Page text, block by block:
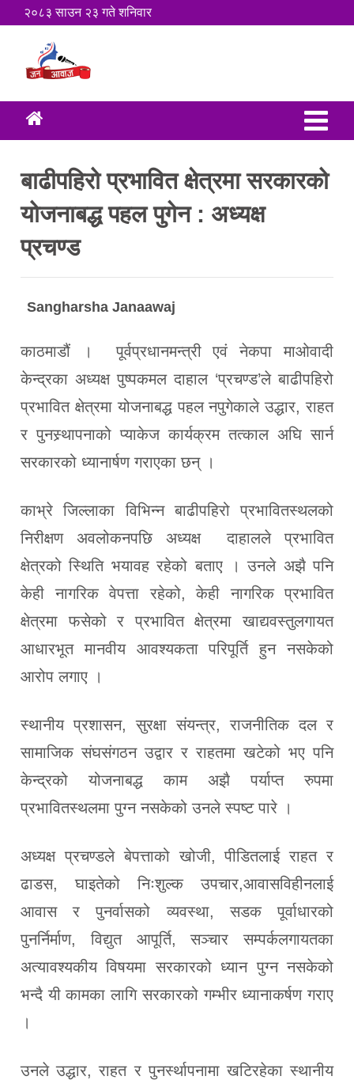
२०८३ साउन २३ गते शनिवार
बाढीपहिरो प्रभावित क्षेत्रमा सरकारको
योजनाबद्ध पहल पुगेन : अध्यक्ष
प्रचण्ड
Sangharsha Janaawaj
काठमाडौं । पूर्वप्रधानमन्त्री एवं नेकपा माओवादी
केन्द्रका अध्यक्ष पुष्पकमल दाहाल ‘प्रचण्ड’ले बाढीपहिरो
प्रभावित क्षेत्रमा योजनाबद्ध पहल नपुगेकाले उद्धार, राहत
र पुनस्र्थापनाको प्याकेज कार्यक्रम तत्काल अघि सार्न
सरकारको ध्यानार्षण गराएका छन् ।
काभ्रे जिल्लाका विभिन्न बाढीपहिरो प्रभावितस्थलको
निरीक्षण अवलोकनपछि अध्यक्ष दाहालले प्रभावित
क्षेत्रको स्थिति भयावह रहेको बताए । उनले अझै पनि
केही नागरिक वेपत्ता रहेको, केही नागरिक प्रभावित
क्षेत्रमा फसेको र प्रभावित क्षेत्रमा खाद्यवस्तुलगायत
आधारभूत मानवीय आवश्यकता परिपूर्ति हुन नसकेको
आरोप लगाए ।
स्थानीय प्रशासन, सुरक्षा संयन्त्र, राजनीतिक दल र
सामाजिक संघसंगठन उद्वार र राहतमा खटेको भए पनि
केन्द्रको योजनाबद्ध काम अझै पर्याप्त रुपमा
प्रभावितस्थलमा पुग्न नसकेको उनले स्पष्ट पारे ।
अध्यक्ष प्रचण्डले बेपत्ताको खोजी, पीडितलाई राहत र
ढाडस, घाइतेको निःशुल्क उपचार,आवासविहीनलाई
आवास र पुनर्वासको व्यवस्था, सडक पूर्वाधारको
पुनर्निर्माण, विद्युत आपूर्ति, सञ्चार सम्पर्कलगायतका
अत्यावश्यकीय विषयमा सरकारको ध्यान पुग्न नसकेको
भन्दै यी कामका लागि सरकारको गम्भीर ध्यानाकर्षण गराए
।
उनले उद्धार, राहत र पुनर्स्थापनामा खटिरहेका स्थानीय